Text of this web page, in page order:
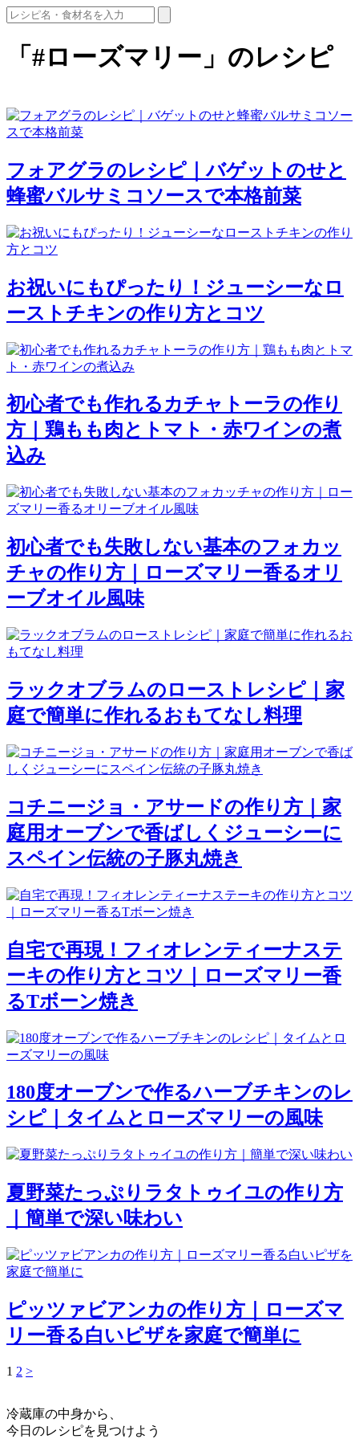
「#ローズマリー」のレシピ
フォアグラのレシピ｜バゲットのせと
蜂蜜バルサミコソースで本格前菜
お祝いにもぴったり！ジューシーなロ
ーストチキンの作り方とコツ
初心者でも作れるカチャトーラの作り
方｜鶏もも肉とトマト・赤ワインの煮
込み
初心者でも失敗しない基本のフォカッ
チャの作り方｜ローズマリー香るオリ
ーブオイル風味
ラックオブラムのローストレシピ｜家
庭で簡単に作れるおもてなし料理
コチニージョ・アサードの作り方｜家
庭用オーブンで香ばしくジューシーに
スペイン伝統の子豚丸焼き
自宅で再現！フィオレンティーナステ
ーキの作り方とコツ｜ローズマリー香
るTボーン焼き
180度オーブンで作るハーブチキンのレ
シピ｜タイムとローズマリーの風味
夏野菜たっぷりラタトゥイユの作り方
｜簡単で深い味わい
ピッツァビアンカの作り方｜ローズマ
リー香る白いピザを家庭で簡単に
1 2 >
冷蔵庫の中身から、
今日のレシピを見つけよう